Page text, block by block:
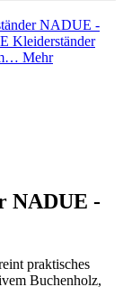
NADUE -
Kleiderständer
Mehr
NADUE -
praktisches
Buchenholz,